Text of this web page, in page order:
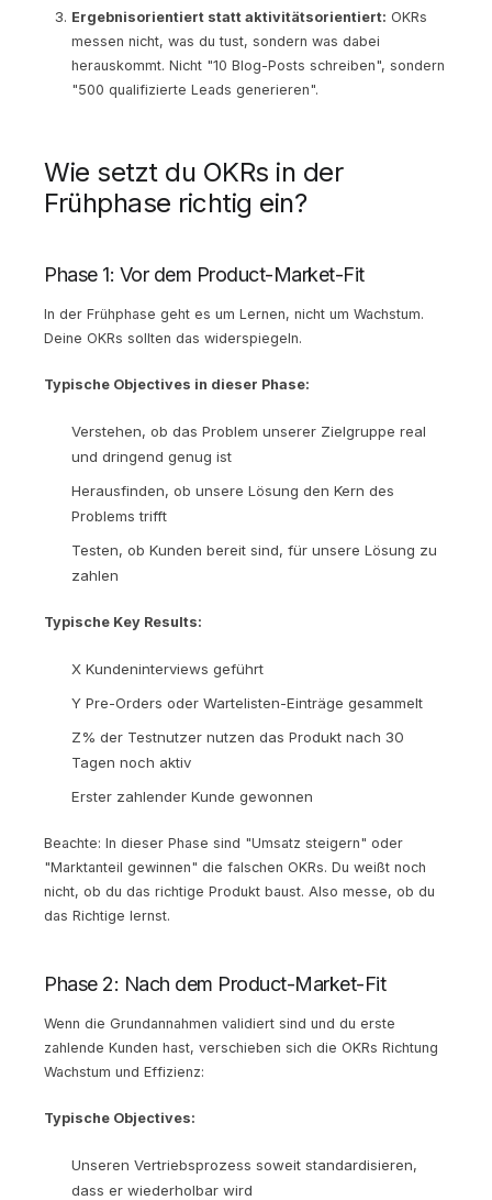
Ergebnisorientiert statt aktivitätsorientiert: OKRs
messen nicht, was du tust, sondern was dabei
herauskommt. Nicht "10 Blog-Posts schreiben", sondern
"500 qualifizierte Leads generieren".
Wie setzt du OKRs in der
Frühphase richtig ein?
Phase 1: Vor dem Product-Market-Fit
In der Frühphase geht es um Lernen, nicht um Wachstum.
Deine OKRs sollten das widerspiegeln.
Typische Objectives in dieser Phase:
Verstehen, ob das Problem unserer Zielgruppe real
und dringend genug ist
Herausfinden, ob unsere Lösung den Kern des
Problems trifft
Testen, ob Kunden bereit sind, für unsere Lösung zu
zahlen
Typische Key Results:
X Kundeninterviews geführt
Y Pre-Orders oder Wartelisten-Einträge gesammelt
Z% der Testnutzer nutzen das Produkt nach 30
Tagen noch aktiv
Erster zahlender Kunde gewonnen
Beachte: In dieser Phase sind "Umsatz steigern" oder
"Marktanteil gewinnen" die falschen OKRs. Du weißt noch
nicht, ob du das richtige Produkt baust. Also messe, ob du
das Richtige lernst.
Phase 2: Nach dem Product-Market-Fit
Wenn die Grundannahmen validiert sind und du erste
zahlende Kunden hast, verschieben sich die OKRs Richtung
Wachstum und Effizienz:
Typische Objectives:
Unseren Vertriebsprozess soweit standardisieren,
dass er wiederholbar wird